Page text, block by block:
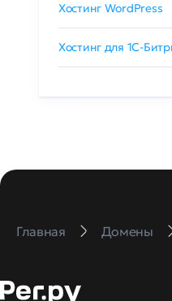
Хостинг WordPress
Хостинг для 1C-
Главная Домены